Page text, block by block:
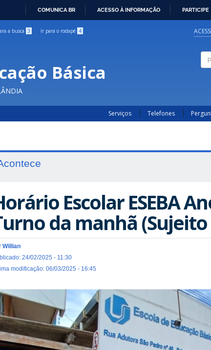
COMUNICA BR ACESSO À INFORMAÇÃO PARTICIPE
a busca 3 Ir para o rodapé 4
Básica
Serviços Telefones
Escolar ESEBA
da manhã
Willian
24/02/2025 - 11:30
modificação: 06/03/2025 - 16:45